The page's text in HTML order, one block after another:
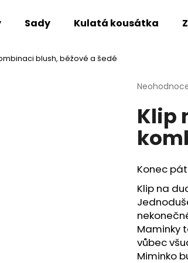
Sady Kulatá kousátka
blush, béžové a šedé
Průměrné
produktu
je
0,0
hvězdiček.
Klip
Konec
Klip na
Maminky
vůbec
Miminko
Co potřebujete najít?